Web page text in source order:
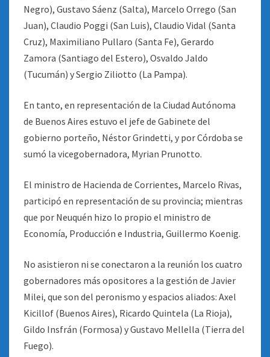
Negro), Gustavo Sáenz (Salta), Marcelo Orrego (San
Juan), Claudio Poggi (San Luis), Claudio Vidal (Santa
Cruz), Maximiliano Pullaro (Santa Fe), Gerardo
Zamora (Santiago del Estero), Osvaldo Jaldo
(Tucumán) y Sergio Ziliotto (La Pampa).
En tanto, en representación de la Ciudad Autónoma
de Buenos Aires estuvo el jefe de Gabinete del
gobierno porteño, Néstor Grindetti, y por Córdoba se
sumó la vicegobernadora, Myrian Prunotto.
El ministro de Hacienda de Corrientes, Marcelo Rivas,
participó en representación de su provincia; mientras
que por Neuquén hizo lo propio el ministro de
Economía, Producción e Industria, Guillermo Koenig.
No asistieron ni se conectaron a la reunión los cuatro
gobernadores más opositores a la gestión de Javier
Milei, que son del peronismo y espacios aliados: Axel
Kicillof (Buenos Aires), Ricardo Quintela (La Rioja),
Gildo Insfrán (Formosa) y Gustavo Mellella (Tierra del
Fuego).